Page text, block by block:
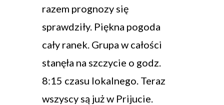
razem prognozy się
sprawdziły. Piękna pogoda
cały ranek. Grupa w całości
stanęła na szczycie o godz.
8:15 czasu lokalnego. Teraz
wszyscy są już w Prijucie.